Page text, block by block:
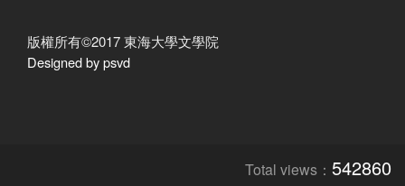
版權所有©2017 東海大學文學院
Designed by psvd
Total views： 542860